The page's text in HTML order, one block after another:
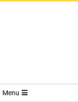
Menu